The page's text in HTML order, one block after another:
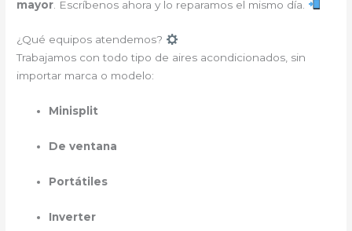
mayor . Escríbenos ahora y lo reparamos el mismo día.
¿Qué equipos atendemos?
Trabajamos con todo tipo de aires acondicionados, sin
importar marca o modelo:
Minisplit
De ventana
Portátiles
Inverter